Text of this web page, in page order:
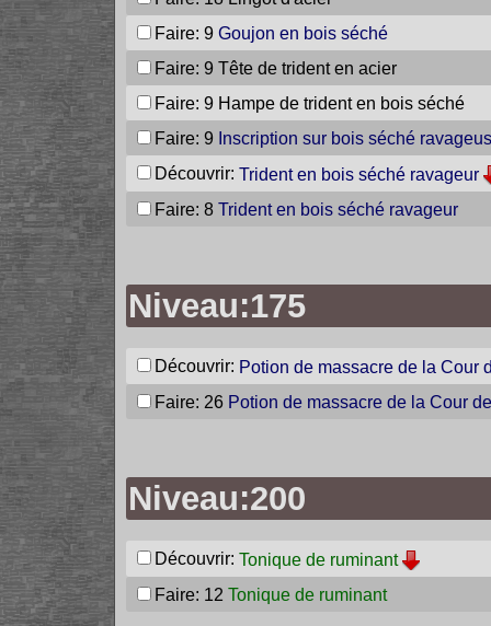
Faire: 9 Goujon en bois séché
Faire: 9 Tête de trident en acier
Faire: 9 Hampe de trident en bois séché
Faire: 9 Inscription sur bois séché
Découvrir: Trident en bois séché ravageur
Faire: 8 Trident en bois séché ravageur
Niveau:175
Découvrir: Potion de massacre de la Cour
Faire: 26 Potion de massacre de la Cour
Niveau:200
Découvrir: Tonique de ruminant
Faire: 12 Tonique de ruminant